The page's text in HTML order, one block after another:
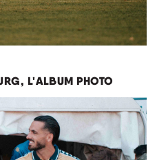
L'ALBUM PHOTO